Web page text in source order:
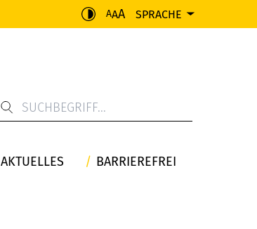
AAA SPRACHE
AKTUELLES BARRIEREFREI